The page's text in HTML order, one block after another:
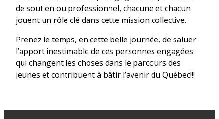
de soutien ou professionnel, chacune et chacun
jouent un rôle clé dans cette mission collective.
Prenez le temps, en cette belle journée, de saluer
l’apport inestimable de ces personnes engagées
qui changent les choses dans le parcours des
jeunes et contribuent à bâtir l’avenir du Québec!!!